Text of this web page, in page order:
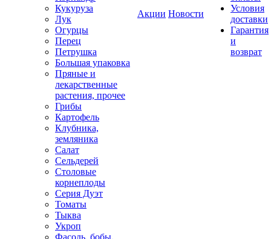
Кукуруза
Лук
Огурцы
Перец
Петрушка
Большая упаковка
Пряные и
лекарственные
растения, прочее
Грибы
Картофель
Клубника,
земляника
Салат
Сельдерей
Столовые
корнеплоды
Серия Дуэт
Томаты
Тыква
Укроп
Фасоль, бобы,
Акции Новости
Условия
доставки
Гарантия
и
возврат